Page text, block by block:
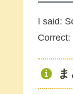
I said: